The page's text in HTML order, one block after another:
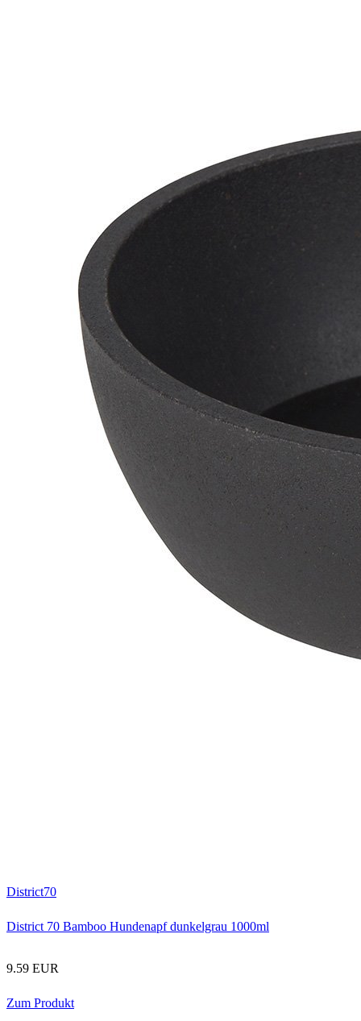
District70
District 70 Bamboo Hundenapf dunkelgrau 1000ml
9.59 EUR
Zum Produkt